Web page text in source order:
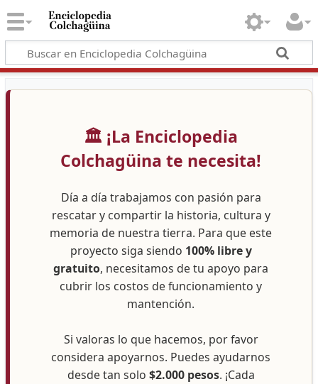
🏛️ ¡La Enciclopedia
Colchagüina te necesita!
Día a día trabajamos con pasión para
rescatar y compartir la historia, cultura y
memoria de nuestra tierra. Para que este
proyecto siga siendo 100% libre y
gratuito, necesitamos de tu apoyo para
cubrir los costos de funcionamiento y
mantención.
Si valoras lo que hacemos, por favor
considera apoyarnos. Puedes ayudarnos
desde tan solo $2.000 pesos. ¡Cada